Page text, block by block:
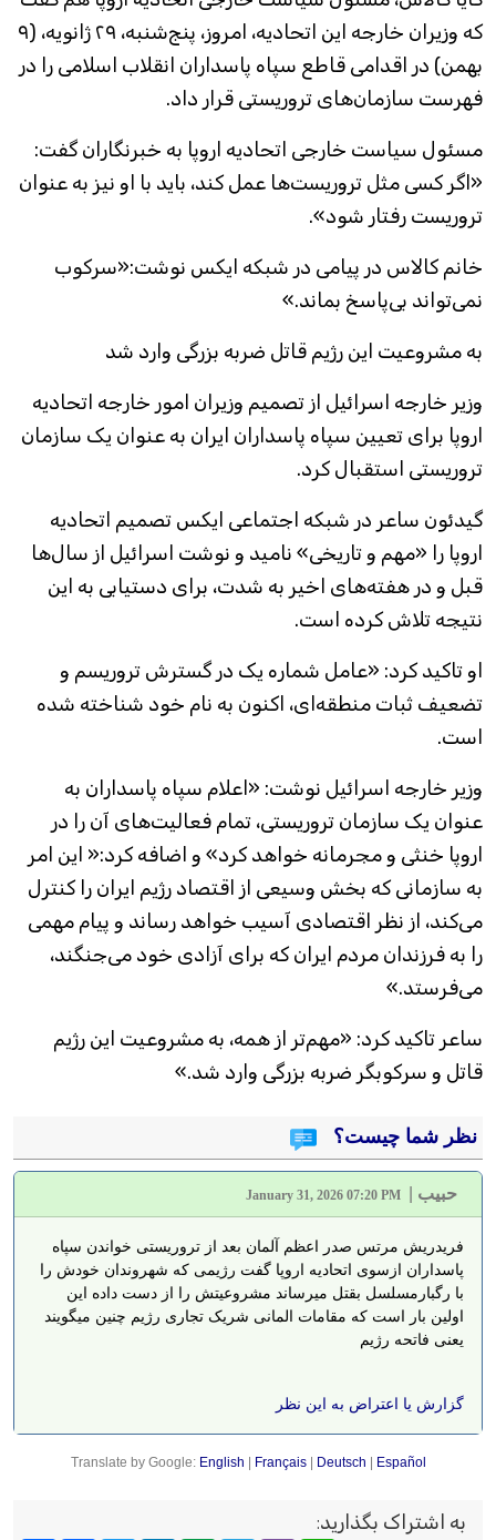
که وزیران خارجه این اتحادیه، امروز، پنج‌شنبه، ۲۹ ژانویه، (۹
بهمن) در اقدامی قاطع سپاه پاسداران انقلاب اسلامی را در
فهرست سازمان‌های تروریستی قرار داد.
مسئول سیاست خارجی اتحادیه اروپا به خبرنگاران گفت:
«اگر کسی مثل تروریست‌ها عمل کند، باید با او نیز به عنوان
تروریست رفتار شود».
خانم کالاس در پیامی در شبکه ایکس نوشت:«سرکوب
نمی‌تواند بی‌پاسخ بماند.»
به مشروعیت این رژیم قاتل ضربه بزرگی وارد شد
وزیر خارجه اسرائیل از تصمیم وزیران امور خارجه اتحادیه
اروپا برای تعیین سپاه پاسداران ایران به عنوان یک سازمان
تروریستی استقبال کرد.
گیدئون ساعر در شبکه اجتماعی ایکس تصمیم اتحادیه
اروپا را «مهم و تاریخی» نامید و نوشت اسرائیل از سال‌ها
قبل و در هفته‌های اخیر به شدت، برای دستیابی به این
نتیجه تلاش کرده است.
او تاکید کرد: «عامل شماره یک در گسترش تروریسم و ​​
تضعیف ثبات منطقه‌ای، اکنون به نام خود شناخته شده
است.
وزیر خارجه اسرائیل نوشت: «اعلام سپاه پاسداران به
عنوان یک سازمان تروریستی، تمام فعالیت‌های آن را در
اروپا خنثی و مجرمانه خواهد کرد» و اضافه کرد:« این امر
به سازمانی که بخش وسیعی از اقتصاد رژیم ایران را کنترل
می‌کند، از نظر اقتصادی آسیب خواهد رساند و پیام مهمی
را به فرزندان مردم ایران که برای آزادی خود می‌جنگند،
می‌فرستد.»
ساعر تاکید کرد: «مهم‌تر از همه، به مشروعیت این رژیم
قاتل و سرکوبگر ضربه بزرگی وارد شد.»
نظر شما چیست؟
حبیب January 31, 2026 07:20 PM
فریدریش مرتس صدر اعظم آلمان بعد از تروریستی خواندن سپاه
پاسداران ازسوی اتحادیه اروپا گفت رژیمی که شهروندان خودش را
با رگبارمسلسل بقتل میرساند مشروعیتش را از دست داده این
اولین بار است که مقامات المانی شریک تجاری رژیم چنین میگویند
یعنی فاتحه رژیم
گزارش یا اعتراض به این نظر
Translate by Google: English Français| Deutsch Español
به اشتراک بگذارید: